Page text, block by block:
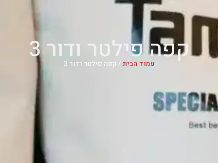
קפה פילטר ודור 3
עמוד הבית/ קפה פילטר ודור 3